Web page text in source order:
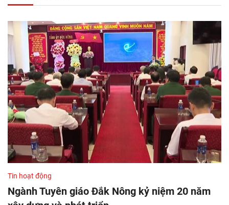
Tin hoạt động
Ngành Tuyên giáo Đắk Nông kỷ niệm 20 năm